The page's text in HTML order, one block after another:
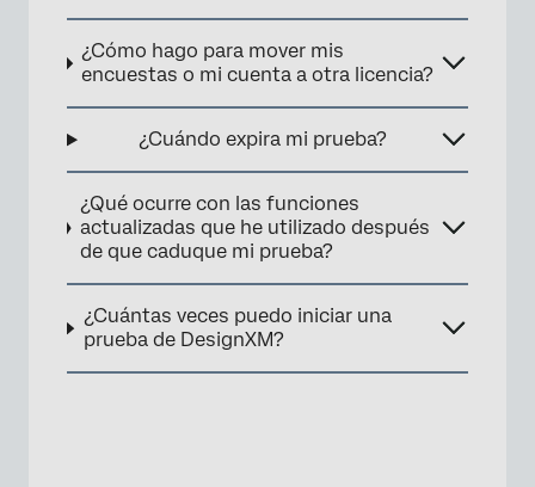
¿Cómo hago para mover mis
encuestas o mi cuenta a otra licencia?
¿Cuándo expira mi prueba?
¿Qué ocurre con las funciones
actualizadas que he utilizado después
de que caduque mi prueba?
¿Cuántas veces puedo iniciar una
prueba de DesignXM?